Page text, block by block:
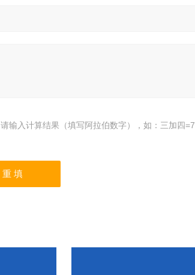
请输入计算结果（填写阿拉伯数字），如：三加四=7